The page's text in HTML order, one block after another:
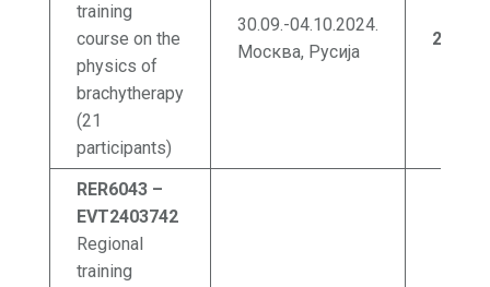
training
course on the
physics of
brachytherapy
(21
participants)
30.09.-04.10.2024.
Москва, Русија
25.07
RER6043 –
EVT2403742
Regional
training